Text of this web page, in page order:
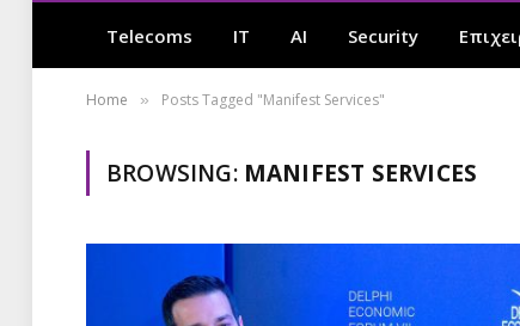
Telecoms IT AI Security
Home » Posts Tagged "Manifest Services"
BROWSING: MANIFEST SERVICES